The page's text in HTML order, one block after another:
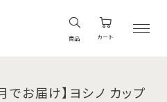
商品 カート
お届け】ヨシノ カップ